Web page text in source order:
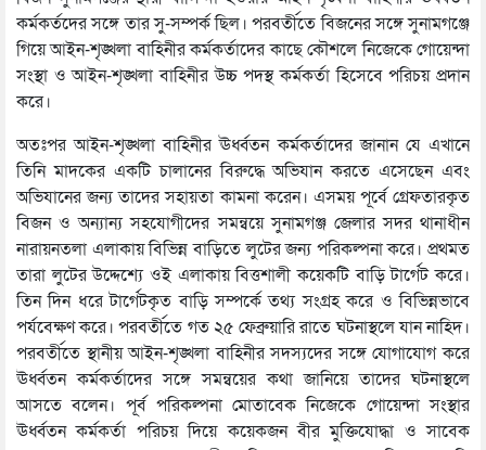
কর্মকর্তদের সঙ্গে তার সু-সম্পর্ক ছিল। পরবর্তীতে বিজনের সঙ্গে সুনামগঞ্জে
গিয়ে আইন-শৃঙ্খলা বাহিনীর কর্মকর্তাদের কাছে কৌশলে নিজেকে গোয়েন্দা
সংস্থা ও আইন-শৃঙ্খলা বাহিনীর উচ্চ পদস্থ কর্মকর্তা হিসেবে পরিচয় প্রদান
করে।
অতঃপর আইন-শৃঙ্খলা বাহিনীর ঊর্ধ্বতন কর্মকর্তাদের জানান যে এখানে
তিনি মাদকের একটি চালানের বিরুদ্ধে অভিযান করতে এসেছেন এবং
অভিযানের জন্য তাদের সহায়তা কামনা করেন। এসময় পূর্বে গ্রেফতারকৃত
বিজন ও অন্যান্য সহযোগীদের সমন্বয়ে সুনামগঞ্জ জেলার সদর থানাধীন
নারায়নতলা এলাকায় বিভিন্ন বাড়িতে লুটের জন্য পরিকল্পনা করে। প্রথমত
তারা লুটের উদ্দেশ্যে ওই এলাকায় বিত্তশালী কয়েকটি বাড়ি টার্গেট করে।
তিন দিন ধরে টার্গেটকৃত বাড়ি সম্পর্কে তথ্য সংগ্রহ করে ও বিভিন্নভাবে
পর্যবেক্ষণ করে। পরবর্তীতে গত ২৫ ফেব্রুয়ারি রাতে ঘটনাস্থলে যান নাহিদ।
পরবর্তীতে স্থানীয় আইন-শৃঙ্খলা বাহিনীর সদস্যদের সঙ্গে যোগাযোগ করে
ঊর্ধ্বতন কর্মকর্তাদের সঙ্গে সমন্বয়ের কথা জানিয়ে তাদের ঘটনাস্থলে
আসতে বলেন। পূর্ব পরিকল্পনা মোতাবেক নিজেকে গোয়েন্দা সংস্থার
ঊর্ধ্বতন কর্মকর্তা পরিচয় দিয়ে কয়েকজন বীর মুক্তিযোদ্ধা ও সাবেক